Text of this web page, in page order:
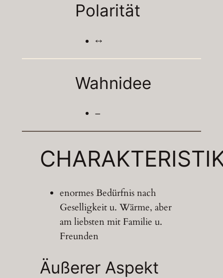
Polarität
↔
Wahnidee
–
enormes Bedürfnis nach
Geselligkeit u. Wärme, aber
am liebsten mit Familie u.
Freunden
Äußerer Aspekt